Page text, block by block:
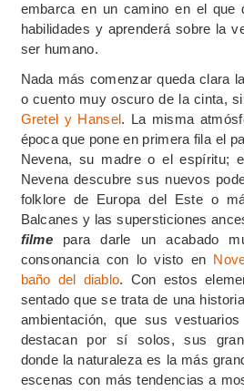
embarca en un camino en el que
habilidades y aprenderá sobre la
ser humano.
Nada más comenzar queda clara
o cuento muy oscuro de la cinta,
Gretel y Hansel. La misma
época que pone en primera fila el
Nevena, su madre o el espíritu;
Nevena descubre sus nuevos
folklore de Europa del Este o
Balcanes y las supersticiones
filme para darle un acabado
consonancia con lo visto en
baño del diablo. Con estos
sentado que se trata de una
ambientación, que sus
destacan por sí solos, sus
donde la naturaleza es la más
escenas con más tendencias a